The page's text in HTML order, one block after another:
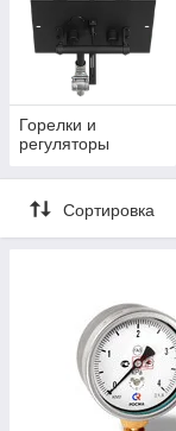
Горелки и
регуляторы
Сортировка